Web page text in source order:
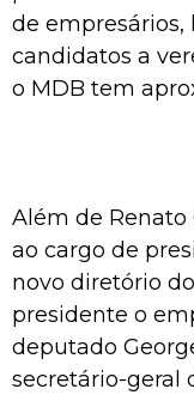
de
candidatos a
o MDB tem
Além de Renato
ao cargo de
novo diretório
presidente o
deputado
secretário-geral